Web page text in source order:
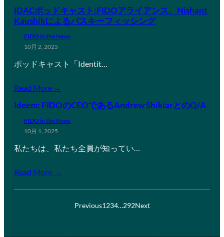
IDACポッドキャスト:FIDOアライアンス、Nishant
Kaushikによるパスキーフィッシング
FIDO in the News
10月 2, 2025
ポッドキャスト「Identit…
Read More →
Ideem: FIDOのCEOであるAndrew ShikiarとのQ/A
FIDO in the News
10月 1, 2025
私たちは、私たち全員が知ってい…
Read More →
Previous1234…292Next